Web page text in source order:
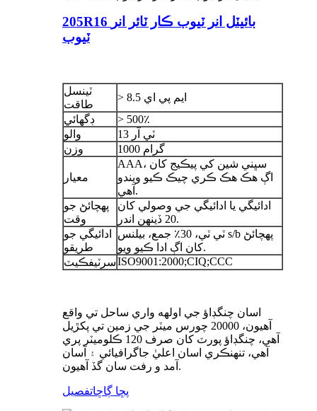
205R16 بائيٽل انر ٽيوب ڪار ٽائر انر
ٽيوب
ٽينسل
طاقت
> 8.5 ايم پي اي
ڊگھائي
> 500٪
والو
ٽي آر 13
وزن
1000 گرام
معيار
AAA، سڀني شين کي پيڪيج کان
اڳ هڪ هڪ ڪري چيڪ ڪيو ويندو
آهي.
پهچائڻ جو
وقت
ادائيگي يا ادائيگي جي وصولي کان
20 ڏينهن اندر.
ادائيگي جو
طريقو
ٽي ٽي، 30٪ جمع، بيلنس s/b پهچائڻ
کان اڳ ادا ڪيو ويو.
سرٽيفڪيٽISO9001:2000;CIQ;CCC
اسان چنگڊاؤ جي اولهه واري ساحل تي واقع
آهيون، 20000 چورس ميٽر جي زمين تي پکڙيل
آهي، چنگڊاؤ پورٽ کان صرف 120 ڪلوميٽر پري
آهي، تنهنڪري اسان اعليٰ جاگرافيائي ۽ آسان
آمد و رفت سان گڏ آهيون.
پڇا ڳاڇاتفصيل